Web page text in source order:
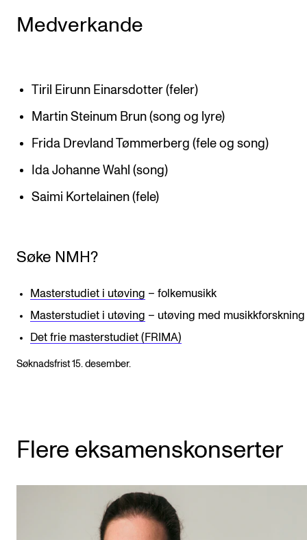
Medverkande
Tiril Eirunn Einarsdotter (feler)
Martin Steinum Brun (song og lyre)
Frida Drevland Tømmerberg (fele og song)
Ida Johanne Wahl (song)
Saimi Kortelainen (fele)
Søke NMH?
Masterstudiet i utøving – folkemusikk
Masterstudiet i utøving – utøving med musikkforskning
Det frie masterstudiet (FRIMA)
Søknadsfrist 15. desember.
Flere eksamenskonserter